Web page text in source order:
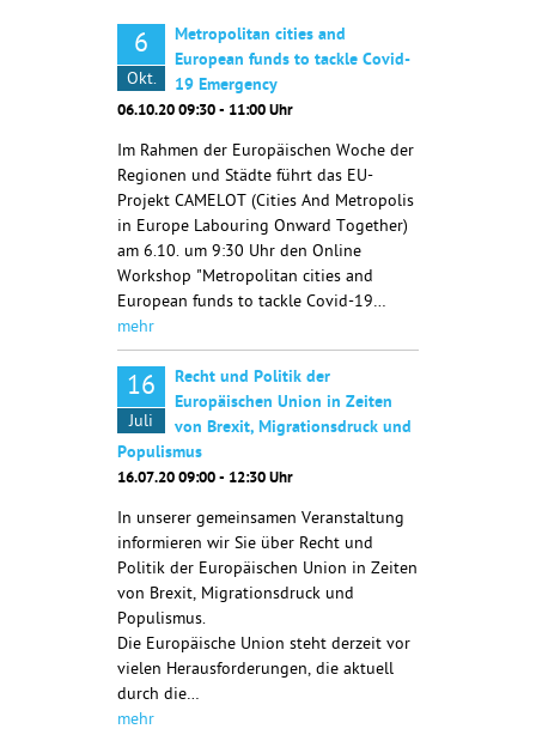
6
Okt.
Metropolitan cities and
European funds to tackle Covid-
19 Emergency
06.10.20 09:30 - 11:00 Uhr
Im Rahmen der Europäischen Woche der
Regionen und Städte führt das EU-
Projekt CAMELOT (Cities And Metropolis
in Europe Labouring Onward Together)
am 6.10. um 9:30 Uhr den Online
Workshop "Metropolitan cities and
European funds to tackle Covid-19…
mehr
16
Juli
Recht und Politik der
Europäischen Union in Zeiten
von Brexit, Migrationsdruck und
Populismus
16.07.20 09:00 - 12:30 Uhr
In unserer gemeinsamen Veranstaltung
informieren wir Sie über Recht und
Politik der Europäischen Union in Zeiten
von Brexit, Migrationsdruck und
Populismus.
Die Europäische Union steht derzeit vor
vielen Herausforderungen, die aktuell
durch die…
mehr